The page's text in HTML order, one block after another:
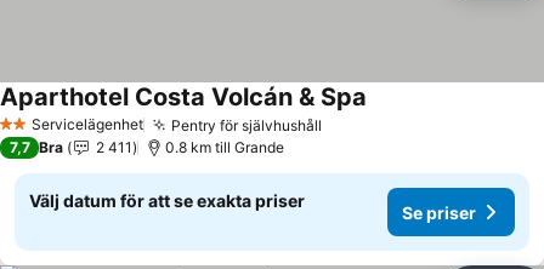
2 StjärnorServicelägenhet Pentry för självhushåll
Aparthotel Costa Volcán & Spa
7,7 Bra 2 411 0.8 km till Grande
Välj datum för att se exakta priser
Se priser